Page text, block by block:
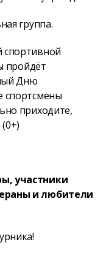
группа.
спортивной
пройдёт
Дню
спортсмены
приходите,
участники
и любители